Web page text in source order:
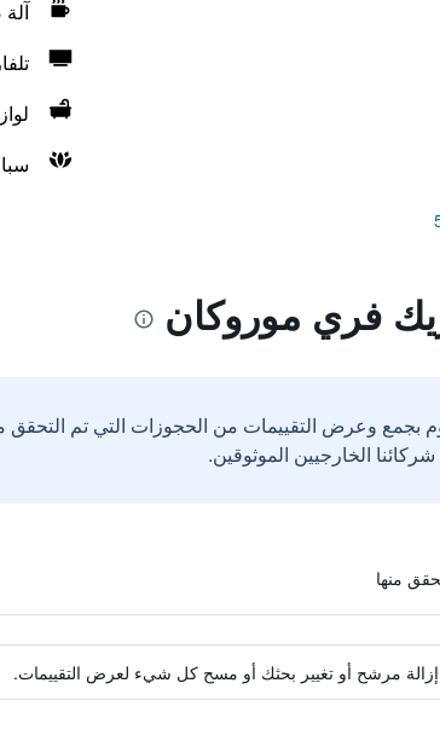
سبا
فري موروكان
بجمع وعرض التقييمات من الحجوزات التي تم
إزالة مرشح أو تغيير بحثك أو مسح كل شيء لعرض التقييمات.